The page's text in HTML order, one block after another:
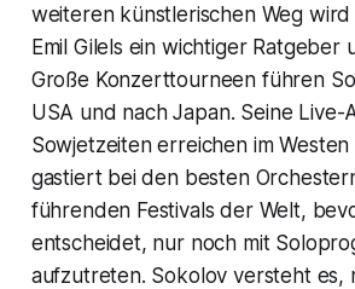
weiteren künstlerischen Weg
Emil Gilels ein wichtiger Ratgeber
Große Konzerttourneen führen
USA und nach Japan. Seine Live-
Sowjetzeiten erreichen im Westen
gastiert bei den besten
führenden Festivals der Welt,
entscheidet, nur noch mit
aufzutreten. Sokolov versteht es,